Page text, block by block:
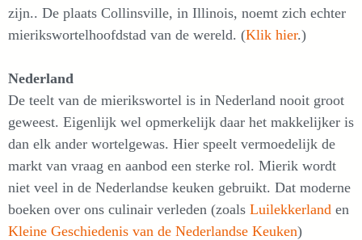
zijn.. De plaats Collinsville, in Illinois, noemt zich echter
mierikswortelhoofdstad van de wereld. (Klik hier.)
Nederland
De teelt van de mierikswortel is in Nederland nooit groot
geweest. Eigenlijk wel opmerkelijk daar het makkelijker is
dan elk ander wortelgewas. Hier speelt vermoedelijk de
markt van vraag en aanbod een sterke rol. Mierik wordt
niet veel in de Nederlandse keuken gebruikt. Dat moderne
boeken over ons culinair verleden (zoals Luilekkerland en
Kleine Geschiedenis van de Nederlandse Keuken)